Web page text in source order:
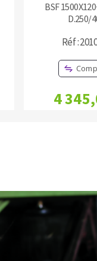
BSF
D.250/
Réf :
4